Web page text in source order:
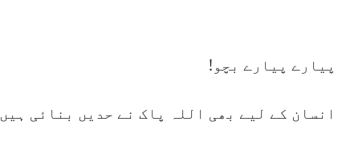
پیارے پیارے بچو!
انسان کے لیے بھی اللہ پاک نے حدیں بنائی ہیں